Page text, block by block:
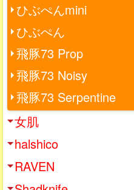
ひぶぺんmini
ひぶぺん
飛豚73 Prop
飛豚73 Noisy
飛豚73 Serpentine
女肌
halshico
RAVEN